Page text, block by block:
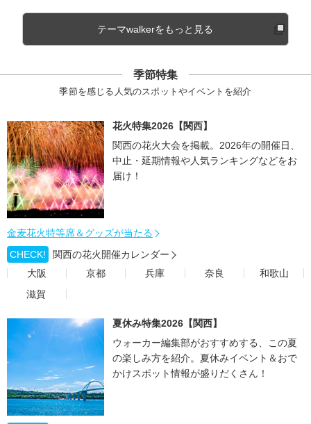
テーマwalkerをもっと見る
季節特集
季節を感じる人気のスポットやイベントを紹介
花火特集2026【関西】
関西の花火大会を掲載。2026年の開催日、
中止・延期情報や人気ランキングなどをお
届け！
金麦花火特等席＆グッズが当たる
CHECK!
関西の花火開催カレンダー
大阪
京都 兵庫 奈良
和歌山
滋賀
夏休み特集2026【関西】
ウォーカー編集部がおすすめする、この夏
の楽しみ方を紹介。夏休みイベント＆おで
かけスポット情報が盛りだくさん！